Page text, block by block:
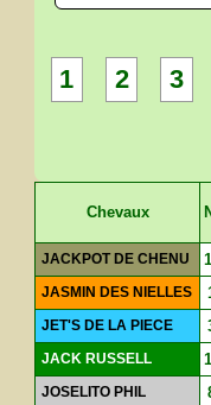
1 2 3
Chevaux
JACKPOT DE CHENU
JASMIN DES NIELLES
JET'S DE LA PIECE
JACK RUSSELL
JOSELITO PHIL